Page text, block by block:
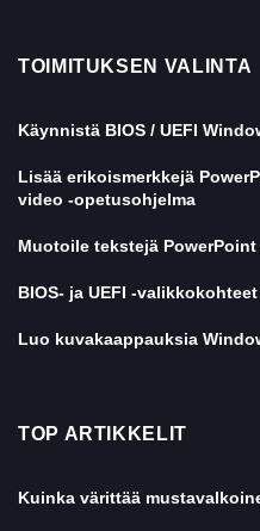
TOIMITUKSEN VALINTA
Käynnistä BIOS / UEFI
Lisää erikoismerkkejä
video -opetusohjelma
Muotoile tekstejä
BIOS- ja UEFI -
Luo kuvakaappauksia
TOP ARTIKKELIT
Kuinka värittää